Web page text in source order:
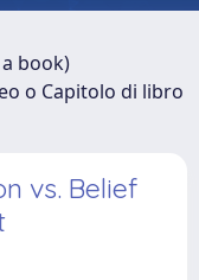
book)
o Capitolo di libro
vs. Belief